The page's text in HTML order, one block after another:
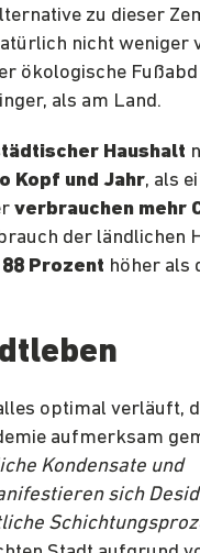
zu dieser
nicht weniger
ökologische
als am Land.
Haushalt
Kopf und Jahr, als
verbrauchen mehr
der ländlichen
88 Prozent höher als
optimal verläuft,
aufmerksam
Kondensate und
sich